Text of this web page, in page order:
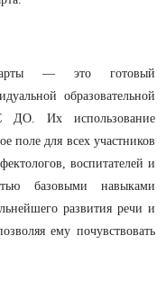
карты — это готовый
образовательной
ДО. Их использование
поле для всех участников
воспитателей и
базовыми навыками
развития речи и
ему почувствовать